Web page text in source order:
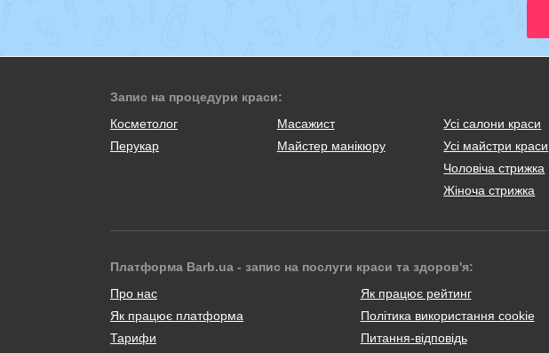
Запис на процедури краси:
Косметолог
Масажист
Перукар
Майстер манікюру
Усі салони краси
Усі майстри краси
Чоловіча стрижка
Жіноча стрижка
Платформа Barb.ua - запис на послуги краси та здоров'я:
Про нас
Як працює платформа
Тарифи
Як працює рейтинг
Політика використання cookie
Питання-відповідь